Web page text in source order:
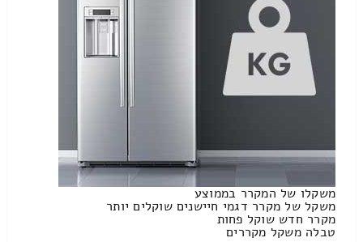
משקלו של המקרר בממוצע
משקל של מקרר דגמי חיישנים שוקלים יותר
מקרר חדש שוקל פחות
טבלה משקל מקררים